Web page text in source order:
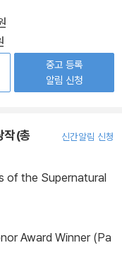
중고 등록
알림 신청
작 (총
신간알림 신청
of the Supernatural
Award Winner (Pa